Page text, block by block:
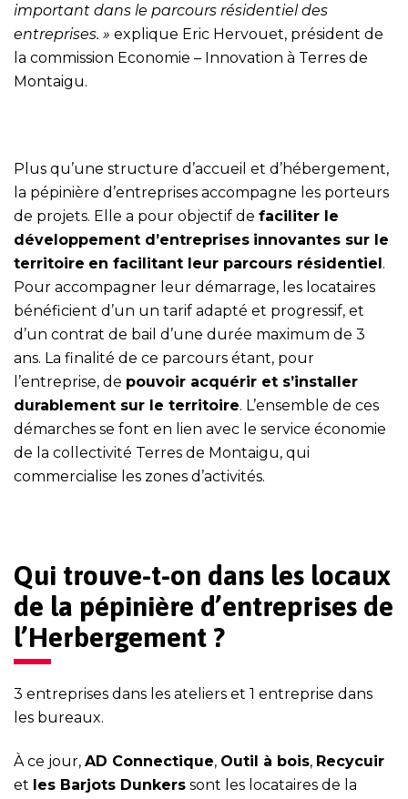
important dans le parcours résidentiel des
entreprises. » explique Eric Hervouet, président de
la commission Economie – Innovation à Terres de
Montaigu.
Plus qu’une structure d’accueil et d’hébergement,
la pépinière d’entreprises accompagne les porteurs
de projets. Elle a pour objectif de faciliter le
développement d’entreprises innovantes sur le
territoire en facilitant leur parcours résidentiel .
Pour accompagner leur démarrage, les locataires
bénéficient d’un un tarif adapté et progressif, et
d’un contrat de bail d’une durée maximum de 3
ans. La finalité de ce parcours étant, pour
l’entreprise, de pouvoir acquérir et s’installer
durablement sur le territoire. L’ensemble de ces
démarches se font en lien avec le service économie
de la collectivité Terres de Montaigu, qui
commercialise les zones d’activités.
Qui trouve-t-on dans les locaux
de la pépinière d’entreprises de
l’Herbergement ?
3 entreprises dans les ateliers et 1 entreprise dans
les bureaux.
À ce jour, AD Connectique, Outil à bois, Recycuir
et les Barjots Dunkers sont les locataires de la